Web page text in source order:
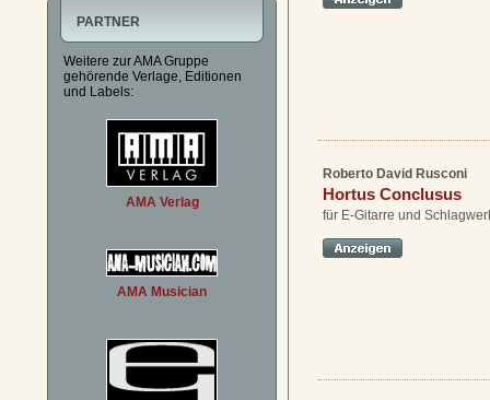
PARTNER
Weitere zur AMA Gruppe
gehörende Verlage, Editionen
und Labels:
AMA Verlag
AMA Musician
Roberto David Rusconi
Hortus Conclusus
für E-Gitarre und